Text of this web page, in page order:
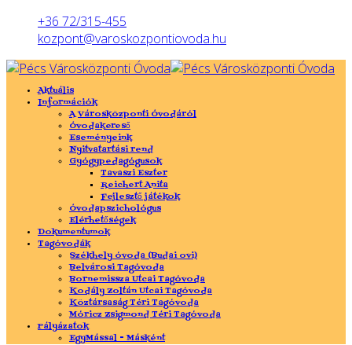
+36 72/315-455
kozpont@varoskozpontiovoda.hu
Aktuális
Információk
A Városközponti Óvodáról
Óvodakereső
Eseményeink
Nyitvatartási rend
Gyógypedagógusok
Tavaszi Eszter
Reichert Anita
Fejlesztő játékok
Óvodapszichológus
Elérhetőségek
Dokumentumok
Tagóvodák
Székhely óvoda (Budai ovi)
Belvárosi Tagóvoda
Bornemissza Utcai Tagóvoda
Kodály Zoltán Utcai Tagóvoda
Köztársaság Téri Tagóvoda
Móricz Zsigmond Téri Tagóvoda
Pályázatok
EgyMással - Másként
hónap
hónap